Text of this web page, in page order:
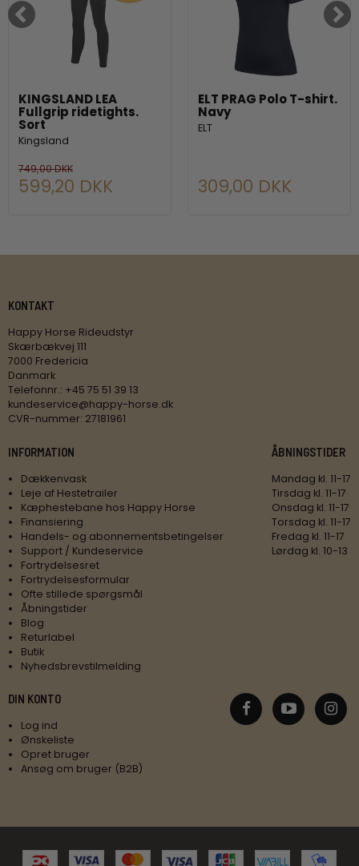
KINGSLAND LEA
Fullgrip ridetights.
Sort
Kingsland
749,00 DKK
599,20 DKK
ELT PRAG Polo T-shirt.
Navy
ELT
309,00 DKK
KONTAKT
Happy Horse Rideudstyr
Skærbækvej 111
7000 Fredericia
Danmark
Telefonnr.: +45 75 51 39 13
kundeservice@happy-horse.dk
CVR-nummer: 27181961
INFORMATION
Dækkenvask
Leje af Hestetrailer
Kæphestebane hos Happy Horse
Finansiering
Handels- og abonnementsbetingelser
Support / Kundeservice
Fortrydelsesret
Fortrydelsesformular
Ofte stillede spørgsmål
Åbningstider
Blog
Returlabel
Butik
Nyhedsbrevstilmelding
ÅBNINGSTIDER
Mandag kl. 11-17
Tirsdag kl. 11-17
Onsdag kl. 11-17
Torsdag kl. 11-17
Fredag kl. 11-17
Lørdag kl. 10-13
DIN KONTO
Log ind
Ønskeliste
Opret bruger
Ansøg om bruger (B2B)